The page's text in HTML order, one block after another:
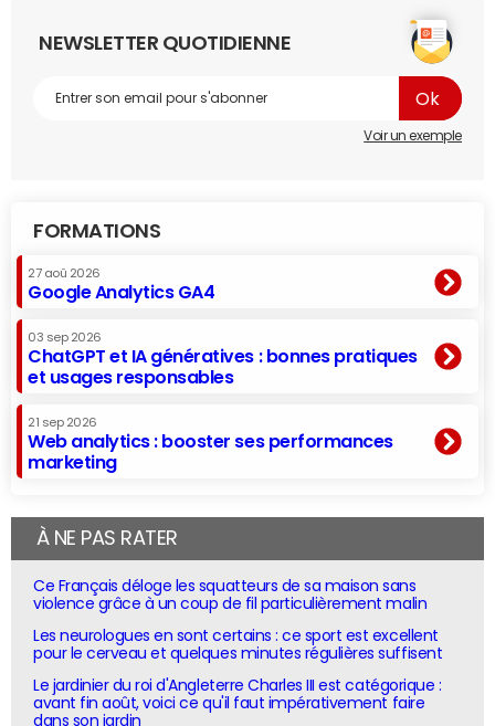
NEWSLETTER QUOTIDIENNE
Voir un exemple
FORMATIONS
27 aoû 2026
Google Analytics GA4
03 sep 2026
ChatGPT et IA génératives : bonnes pratiques
et usages responsables
21 sep 2026
Web analytics : booster ses performances
marketing
À NE PAS RATER
Ce Français déloge les squatteurs de sa maison sans
violence grâce à un coup de fil particulièrement malin
Les neurologues en sont certains : ce sport est excellent
pour le cerveau et quelques minutes régulières suffisent
Le jardinier du roi d'Angleterre Charles III est catégorique :
avant fin août, voici ce qu'il faut impérativement faire
dans son jardin